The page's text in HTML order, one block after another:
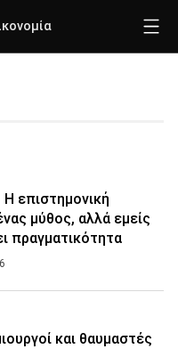
επιστημονική
μύθος, αλλά εμείς
πραγματικότητα
και θαυμαστές